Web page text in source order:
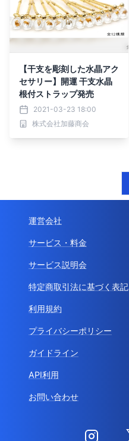
【干支を彫刻した水晶アク
セサリー】開運 干支水晶
根付ストラップ発売
2021-03-23 18:00
株式会社加藤商会
運営会社
サービス・料金
サービス説明会
特定商取引法に基づく表記
利用規約
プライバシーポリシー
ガイドライン
API利用
お問い合わせ